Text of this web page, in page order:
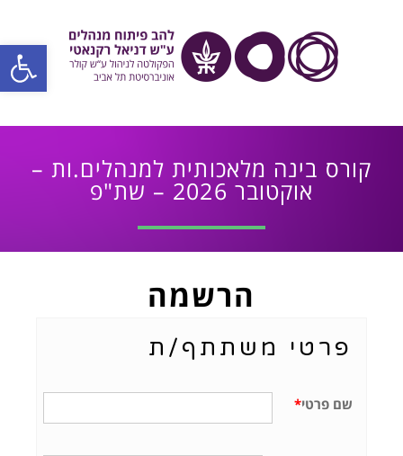
פתח
קורס בינה מלאכותית למנהלים.ות –
אוקטובר 2026 – שת"פ
הרשמה
פרטי משתתף/ת
*שם פרטי